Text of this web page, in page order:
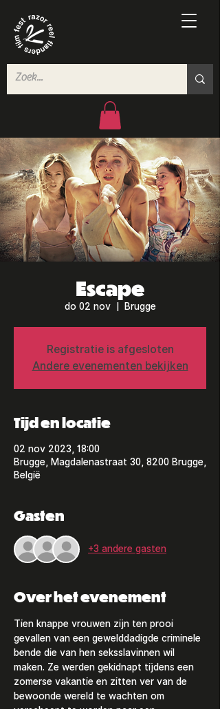
Escape
do 02 nov
  |
Brugge
Registratie is afgesloten
Andere evenementen bekijken
Tijd en locatie
02 nov 2023, 18:00
Brugge, Magdalenastraat 30, 8200 Brugge,
België
Gasten
+3 andere gasten
Over het evenement
Tien knappe vrouwen zijn ten prooi
gevallen van een gewelddadigde criminele
bende die van hen seksslavinnen wil
maken. Ze werden gekidnapt tijdens een
zomerse vakantie en zitten ver van de
bewoonde wereld te wachten om